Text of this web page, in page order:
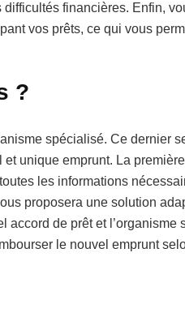
financières. Enfin,
vos prêts, ce qui vous
?
spécialisé. Ce dernier
unique emprunt. La
les informations
proposera une solution
accord de prêt et l’organisme
le nouvel emprunt